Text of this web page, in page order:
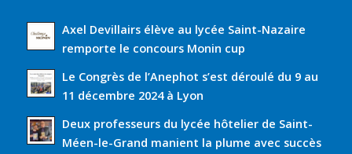
Axel Devillairs élève au lycée Saint-Nazaire
remporte le concours Monin cup
Le Congrès de l’Anephot s’est déroulé du 9 au
11 décembre 2024 à Lyon
Deux professeurs du lycée hôtelier de Saint-
Méen-le-Grand manient la plume avec succès